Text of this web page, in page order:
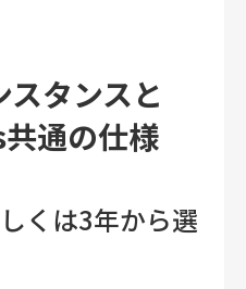
スタンスと
通の仕様
くは3年から選